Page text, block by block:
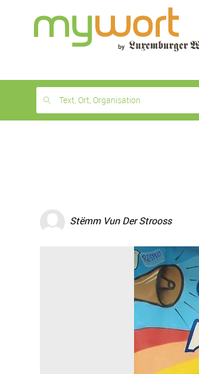
month
free
Text, Ort, Organisation
Stëmm Vun Der Strooss